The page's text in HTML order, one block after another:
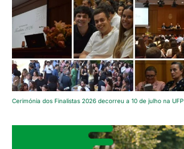
Cerimónia dos Finalistas 2026 decorreu a 10 de julho na UFP